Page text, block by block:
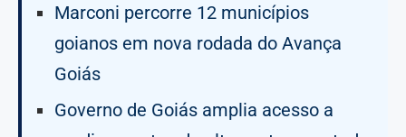
Marconi percorre 12 municípios
goianos em nova rodada do Avança
Goiás
Governo de Goiás amplia acesso a